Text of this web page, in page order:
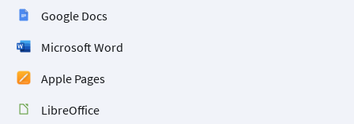
Google Docs
Microsoft Word
Apple Pages
LibreOffice